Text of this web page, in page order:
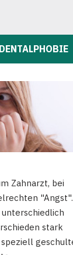
Zahnarzt, bei
"Angst".
stark